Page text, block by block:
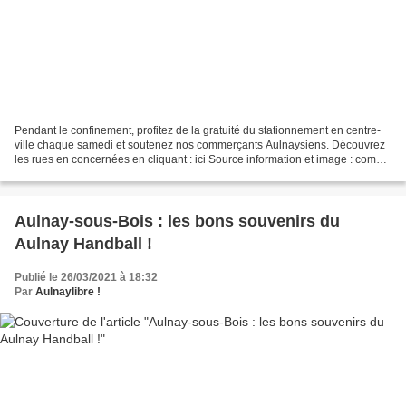
Pendant le confinement, profitez de la gratuité du stationnement en centre-
ville chaque samedi et soutenez nos commerçants Aulnaysiens. Découvrez
les rues en concernées en cliquant : ici Source information et image : compte
Aulnay-sous-Bois : les bons souvenirs du
Aulnay Handball !
Publié le 26/03/2021 à 18:32
Par Aulnaylibre !